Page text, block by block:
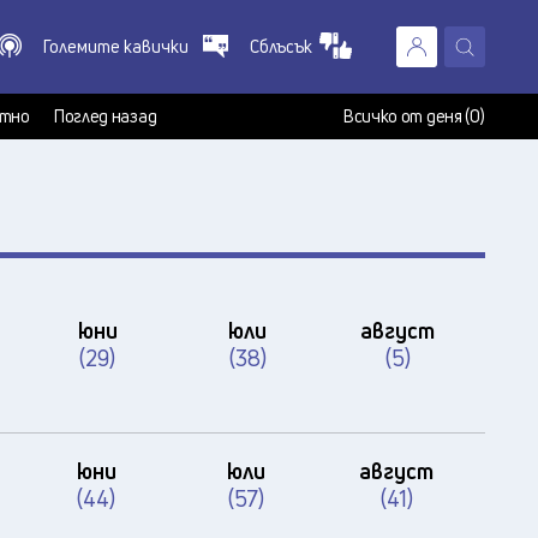
X
Големите кавички Сблъсък
Поглед назад Всичко от деня (0)
юни
(29)
юли
(38)
август
(5)
юни
(44)
юли
(57)
август
(41)